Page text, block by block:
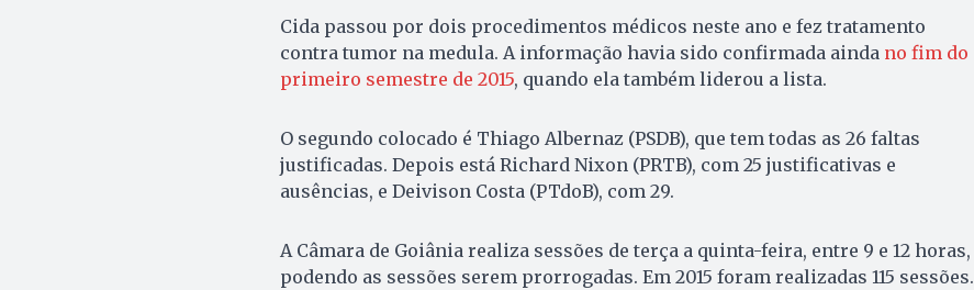
Cida passou por dois procedimentos médicos neste ano e fez tratamento
contra tumor na medula. A informação havia sido confirmada ainda no fim do
primeiro semestre de 2015, quando ela também liderou a lista.
O segundo colocado é Thiago Albernaz (PSDB), que tem todas as 26 faltas
justificadas. Depois está Richard Nixon (PRTB), com 25 justificativas e
ausências, e Deivison Costa (PTdoB), com 29.
A Câmara de Goiânia realiza sessões de terça a quinta-feira, entre 9 e 12 horas,
podendo as sessões serem prorrogadas. Em 2015 foram realizadas 115 sessões.